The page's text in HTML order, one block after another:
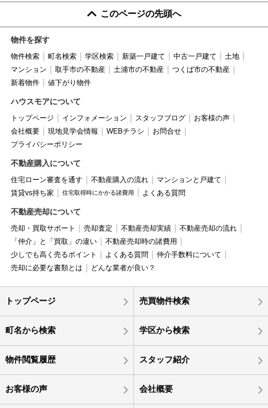
このページの先頭へ
物件を探す
物件検索 町名検索 学区検索 新築一戸建て 中古一戸建て
土地
マンション
取手市の不動産 土浦市の不動産
つくば市の不動産
新着物件
値下がり物件
ハウスモアについて
トップページ インフォメーション スタッフブログ
お客様の声
会社概要
現地見学会情報 WEBチラシ
お問合せ
プライバシーポリシー
不動産購入について
住宅ローン審査を通す 不動産購入の流れ
マンションと戸建て
賃貸vs持ち家
住宅取得時にかかる諸費用 よくある質問
不動産売却について
売却・買取サポート 売却査定 不動産売却実績
不動産売却の流れ
「仲介」と「買取」の違い
不動産売却時の諸費用
少しでも高く売るポイント
よくある質問
仲介手数料について
売却に必要な書類とは
どんな業者が良い？
トップページ 売買物件検索
町名から検索 学区から検索
物件閲覧履歴 スタッフ紹介
お客様の声 会社概要